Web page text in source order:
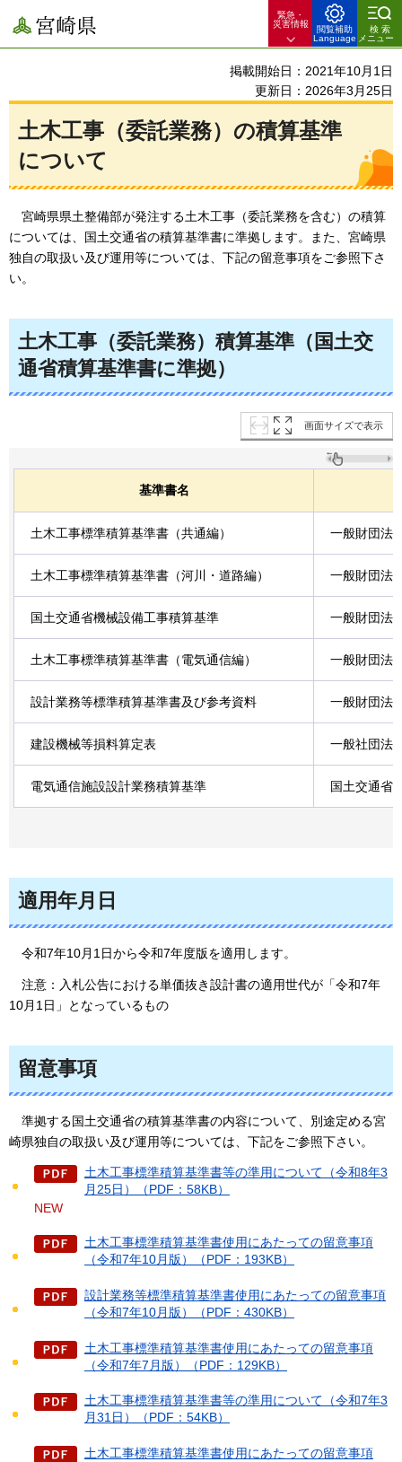
宮崎県
緊急・
災害情報
閲覧補助
Language
検索
メニュー
掲載開始日：2021年10月1日
更新日：2026年3月25日
土木工事（委託業務）の積算基準
について
宮崎県県土整備部が発注する土木工事（委託業務を含む）の積算
については、国土交通省の積算基準書に準拠します。また、宮崎県
独自の取扱い及び運用等については、下記の留意事項をご参照下さ
い。
土木工事（委託業務）積算基準（国土交
通省積算基準書に準拠）
画面サイズで表示
基準書名
土木工事標準積算基準書（共通編） 一般財団法
土木工事標準積算基準書（河川・道路編） 一般財団法
国土交通省機械設備工事積算基準 一般財団法
土木工事標準積算基準書（電気通信編） 一般財団法
設計業務等標準積算基準書及び参考資料 一般財団法
建設機械等損料算定表 一般社団法
電気通信施設設計業務積算基準 国土交通省
適用年月日
令和7年10月1日から令和7年度版を適用します。
注意： 入札公告における単価抜き設計書の適用世代が「令和7年
10月1日」となっているもの
留意事項
準拠する国土交通省の積算基準書の内容について、別途定める宮
崎県独自の取扱い及び運用等については、下記をご参照下さい。
土木工事標準積算基準書等の準用について（令和8年3
月25日）（PDF：58KB）
NEW
土木工事標準積算基準書使用にあたっての留意事項
（令和7年10月版）（PDF：193KB）
設計業務等標準積算基準書使用にあたっての留意事項
（令和7年10月版）（PDF：430KB）
土木工事標準積算基準書使用にあたっての留意事項
（令和7年7月版）（PDF：129KB）
土木工事標準積算基準書等の準用について（令和7年3
月31日）（PDF：54KB）
土木工事標準積算基準書使用にあたっての留意事項